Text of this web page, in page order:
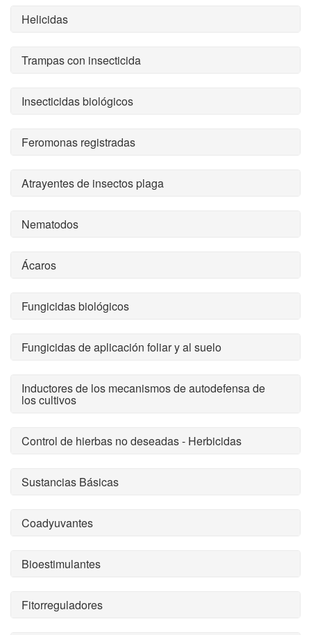
Helicidas
Trampas con insecticida
Insecticidas biológicos
Feromonas registradas
Atrayentes de insectos plaga
Nematodos
Ácaros
Fungicidas biológicos
Fungicidas de aplicación foliar y al suelo
Inductores de los mecanismos de autodefensa de
los cultivos
Control de hierbas no deseadas - Herbicidas
Sustancias Básicas
Coadyuvantes
Bioestimulantes
Fitorreguladores